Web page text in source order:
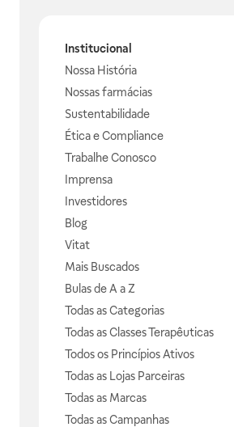
Institucional
Nossa História
Nossas farmácias
Sustentabilidade
Ética e Compliance
Trabalhe Conosco
Imprensa
Investidores
Blog
Vitat
Mais Buscados
Bulas de A a Z
Todas as Categorias
Todas as Classes Terapêuticas
Todos os Princípios Ativos
Todas as Lojas Parceiras
Todas as Marcas
Todas as Campanhas